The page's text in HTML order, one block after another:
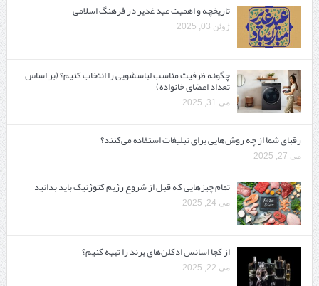
تاریخچه و اهمیت عید غدیر در فرهنگ اسلامی
ژوئن 03, 2025
چگونه ظرفیت مناسب لباسشویی را انتخاب کنیم؟ (بر اساس
تعداد اعضای خانواده)
می 31, 2025
رقبای شما از چه روش‌هایی برای تبلیغات استفاده می‌کنند؟
می 27, 2025
تمام چیزهایی که قبل از شروع رژیم کتوژنیک باید بدانید‎
می 24, 2025
از کجا اسانس ادکلن‌های برند را تهیه کنیم؟
می 22, 2025